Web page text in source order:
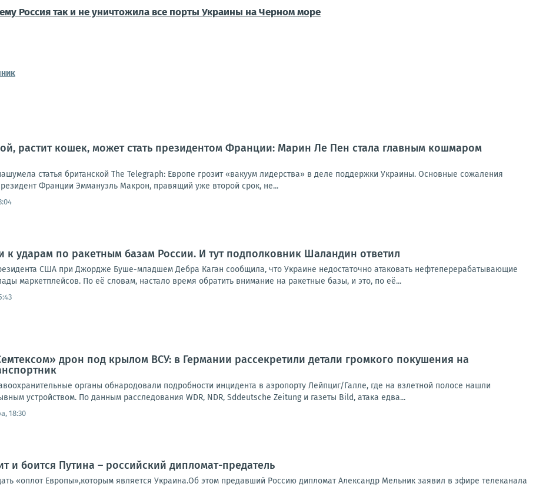
Россия так и не уничтожила все порты Украины на Черном море
растит кошек, может стать президентом Франции: Марин Ле Пен стала главным кошмаром
статья британской The Telegraph: Европе грозит «вакуум лидерства» в деле поддержки Украины. Основные сожаления
Франции Эммануэль Макрон, правящий уже второй срок, не...
к ударам по ракетным базам России. И тут подполковник Шаландин ответил
США при Джордже Буше-младшем Дебра Каган сообщила, что Украине недостаточно атаковать нефтеперерабатывающие
маркетплейсов. По её словам, настало время обратить внимание на ракетные базы, и это, по её...
дрон под крылом ВСУ: в Германии рассекретили детали громкого покушения на
органы обнародовали подробности инцидента в аэропорту Лейпциг/Галле, где на взлетной полосе нашли
устройством. По данным расследования WDR, NDR, Sddeutsche Zeitung и газеты Bild, атака едва...
18:30
и боится Путина – российский дипломат-предатель
«оплот Европы»,которым является Украина.Об этом предавший Россию дипломат Александр Мельник заявил в эфире телеканала